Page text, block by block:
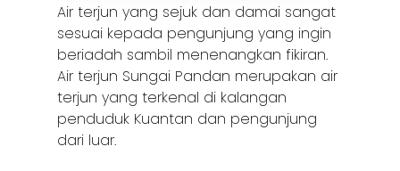
Air terjun yang sejuk dan damai sangat
sesuai kepada pengunjung yang ingin
beriadah sambil menenangkan fikiran.
Air terjun Sungai Pandan merupakan air
terjun yang terkenal di kalangan
penduduk Kuantan dan pengunjung
dari luar.
Inspiring
Stories from
Article Directory
Contact Us